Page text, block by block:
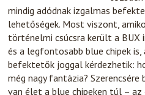
mindig adódnak izgalmas
lehetőségek. Most viszont,
történelmi csúcsra került a BUX
és a legfontosabb blue chipek is,
befektetők joggal kérdezhetik:
még nagy fantázia? Szerencsére
van élet a blue chipeken túl – az